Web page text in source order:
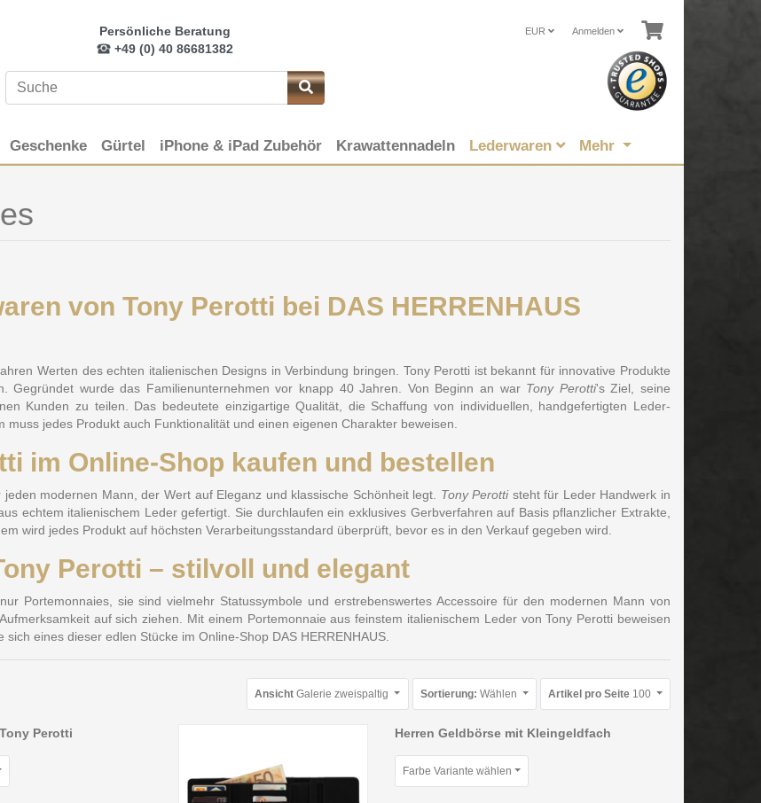
EUR Anmelden
Persönliche Beratung
+49 (0) 40 86681382
Geschenke Gürtel iPhone & iPad Zubehör Krawattennadeln Lederwaren Mehr
von Tony Perotti bei DAS HERRENHAUS
Werten des echten italienischen Designs in Verbindung bringen. Tony Perotti ist bekannt für innovative Produkte
Gegründet wurde das Familienunternehmen vor knapp 40 Jahren. Von Beginn an war Tony Perotti's Ziel, seine
Kunden zu teilen. Das bedeutete einzigartige Qualität, die Schaffung von individuellen, handgefertigten Leder-
jedes Produkt auch Funktionalität und einen eigenen Charakter beweisen.
im Online-Shop kaufen und bestellen
modernen Mann, der Wert auf Eleganz und klassische Schönheit legt. Tony Perottisteht für Leder Handwerk in
echtem italienischem Leder gefertigt. Sie durchlaufen ein exklusives Gerbverfahren auf Basis pflanzlicher Extrakte,
wird jedes Produkt auf höchsten Verarbeitungsstandard überprüft, bevor es in den Verkauf gegeben wird.
Perotti – stilvoll und elegant
Portemonnaies, sie sind vielmehr Statussymbole und erstrebenswertes Accessoire für den modernen Mann von
auf sich ziehen. Mit einem Portemonnaie aus feinstem italienischem Leder von Tony Perotti beweisen
eines dieser edlen Stücke im Online-Shop DAS HERRENHAUS.
Ansicht Galerie zweispaltig Sortierung: Wählen Artikel pro Seite 100
Perotti Herren Geldbörse mit Kleingeldfach
Farbe Variante wählen